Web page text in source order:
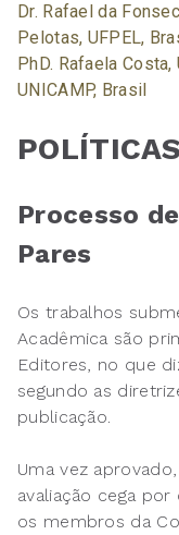
Dr. Rafael da
Pelotas, UFPEL,
PhD. Rafaela
UNICAMP, Brasil
Processo
Pares
Os trabalhos
Acadêmica são
Editores, no que
segundo as
publicação.
Uma vez
avaliação cega
os membros da